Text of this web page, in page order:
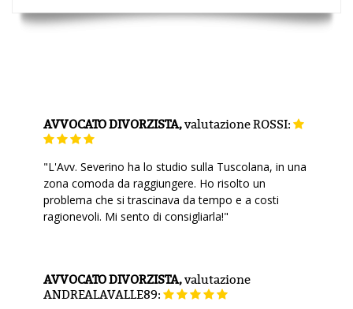
AVVOCATO DIVORZISTA,valutazioneROSSI:
"L'Avv. Severino ha lo studio sulla Tuscolana, in una
zona comoda da raggiungere. Ho risolto un
problema che si trascinava da tempo e a costi
ragionevoli. Mi sento di consigliarla!"
AVVOCATO DIVORZISTA,valutazione
ANDREALAVALLE89: